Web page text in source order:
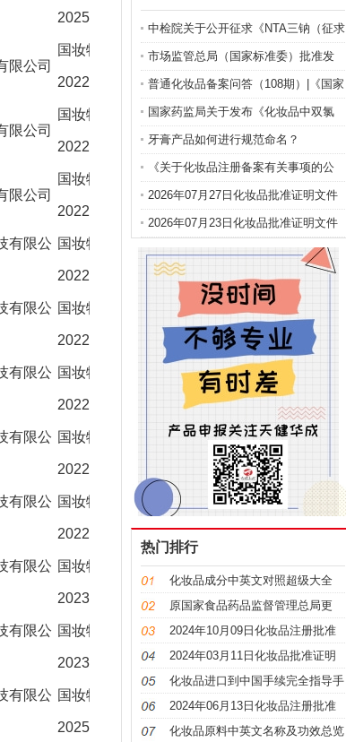
20251286
限公司
国妆特字
20222006
交回旧证
限公司
国妆特字
20222026
交回旧证
限公司
国妆特字
20222750
交回旧证
有限公 国妆特字
20222889
/
有限公 国妆特字
20222892
/
有限公 国妆特字
20222900
有限公 国妆特字
20222962
有限公 国妆特字
20223246
/
有限公 国妆特字
20230577
/
有限公 国妆特字
20233364
/
有限公 国妆特字
20250248
/
中检院关于公开征求《NTA三钠（征求
意见稿）》等9项化妆品标准意见的通
知
市场监管总局（国家标准委）批准发
布化妆品强制性国家标准《化妆品 安
全通用要求》及官方解读
普通化妆品备案问答（108期）|《国家
药监局关于化妆品注册备案有关事项
的公告》问答
国家药监局关于发布《化妆品中双氯
芬酸钠的测定》等2项化妆品补充检验
方法的公告（2026年第72号）
牙膏产品如何进行规范命名？
《关于化妆品注册备案有关事项的公
告》问答
2026年07月27日化妆品批准证明文件
送达信息
2026年07月23日化妆品批准证明文件
送达信息
热门排行
化妆品成分中英文对照超级大全
原国家食品药品监督管理总局更
名，“CFDA”变“NMPA”
2024年10月09日化妆品注册批准
证明文件送达信息
2024年03月11日化妆品批准证明
文件送达信息发布
化妆品进口到中国手续完全指导手
册
2024年06月13日化妆品注册批准
证明文件送达信息
化妆品原料中英文名称及功效总览